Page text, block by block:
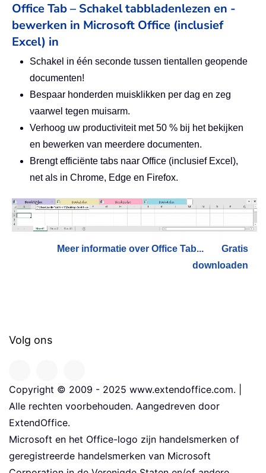
Office Tab – Schakel tabbladenlezen en -
bewerken in Microsoft Office (inclusief
Excel) in
Schakel in één seconde tussen tientallen geopende
documenten!
Bespaar honderden muisklikken per dag en zeg
vaarwel tegen muisarm.
Verhoog uw productiviteit met 50 % bij het bekijken
en bewerken van meerdere documenten.
Brengt efficiënte tabs naar Office (inclusief Excel),
net als in Chrome, Edge en Firefox.
Meer informatie over Office Tab...
Gratis
downloaden
Volg ons
Copyright © 2009 - 2025 www.extendoffice.com. |
Alle rechten voorbehouden. Aangedreven door
ExtendOffice.
Microsoft en het Office-logo zijn handelsmerken of
geregistreerde handelsmerken van Microsoft